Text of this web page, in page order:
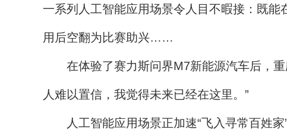
一系列人工智能应用场景令人目不暇接：既能
用后空翻为比赛助兴……
在体验了赛力斯问界M7新能源汽车后，重
人难以置信，我觉得未来已经在这里。”
人工智能应用场景正加速“飞入寻常百姓家”